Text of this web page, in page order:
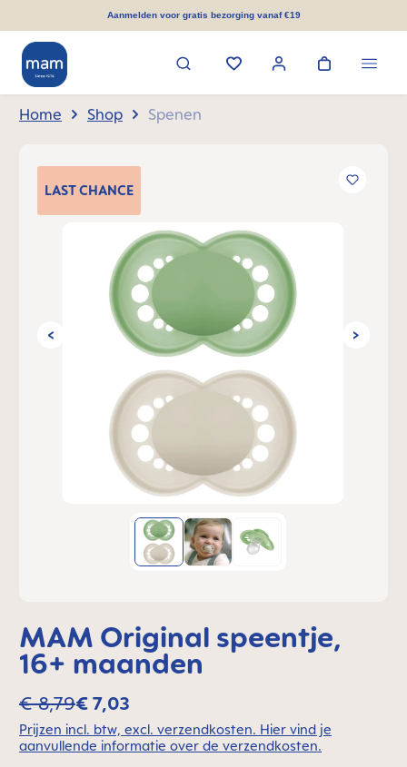
Aanmelden voor gratis bezorging vanaf €19
Home Shop Spenen
LASTCHANCE
MAM Original speentje,
16+ maanden
€ 7,03
€ 8,79
Prijzen incl. btw, excl. verzendkosten. Hier vind je
aanvullende informatie over de verzendkosten.